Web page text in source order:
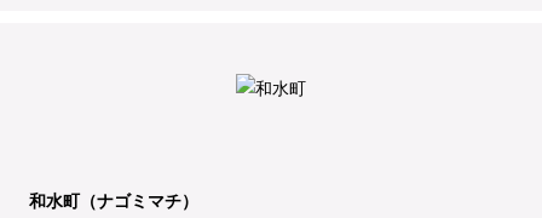
和水町（ナゴミマチ）